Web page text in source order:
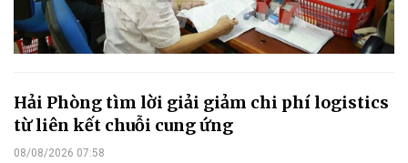
Hải Phòng tìm lời giải giảm chi phí logistics
từ liên kết chuỗi cung ứng
08/08/2026 07:58